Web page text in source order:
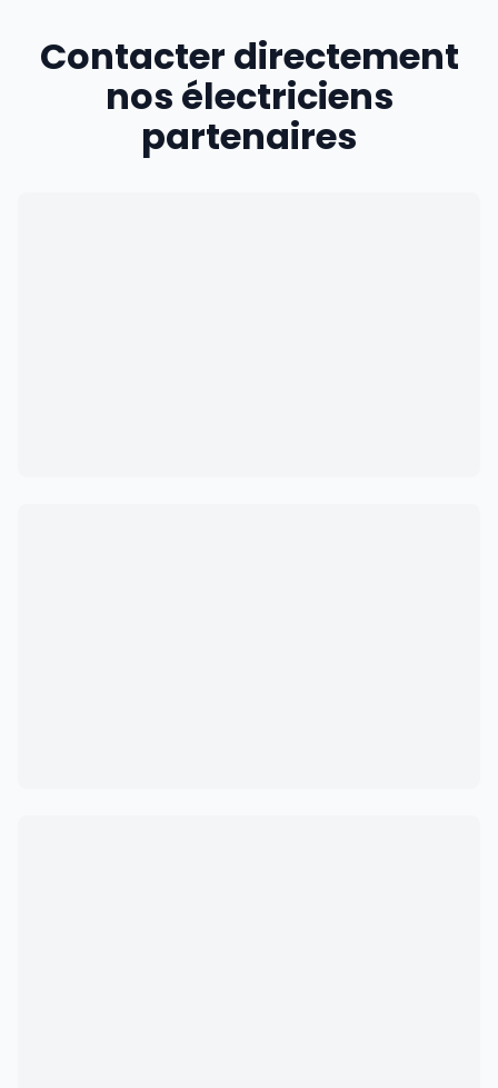
Contacter directement
nos électriciens
partenaires